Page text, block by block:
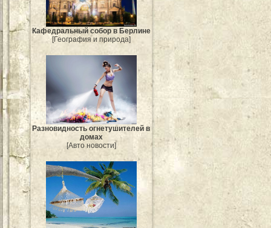
Кафедральный собор в Берлине
[География и природа]
Разновидность огнетушителей в
домах
[Авто новости]